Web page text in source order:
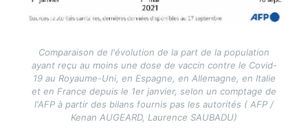
Comparaison de l'évolution de la part de la population
ayant reçu au moins une dose de vaccin contre le Covid-
19 au Royaume-Uni, en Espagne, en Allemagne, en Italie
et en France depuis le 1er janvier, selon un comptage de
l'AFP à partir des bilans fournis pas les autorités ( AFP /
Kenan AUGEARD, Laurence SAUBADU)